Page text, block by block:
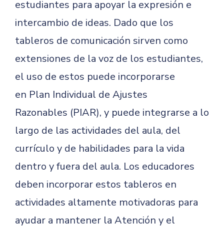
estudiantes para apoyar la expresión e
intercambio de ideas. Dado que los
tableros de comunicación sirven como
extensiones de la voz de los estudiantes,
el uso de estos puede incorporarse
en Plan Individual de Ajustes
Razonables (PIAR), y puede integrarse a lo
largo de las actividades del aula, del
currículo y de habilidades para la vida
dentro y fuera del aula. Los educadores
deben incorporar estos tableros en
actividades altamente motivadoras para
ayudar a mantener la Atención y el